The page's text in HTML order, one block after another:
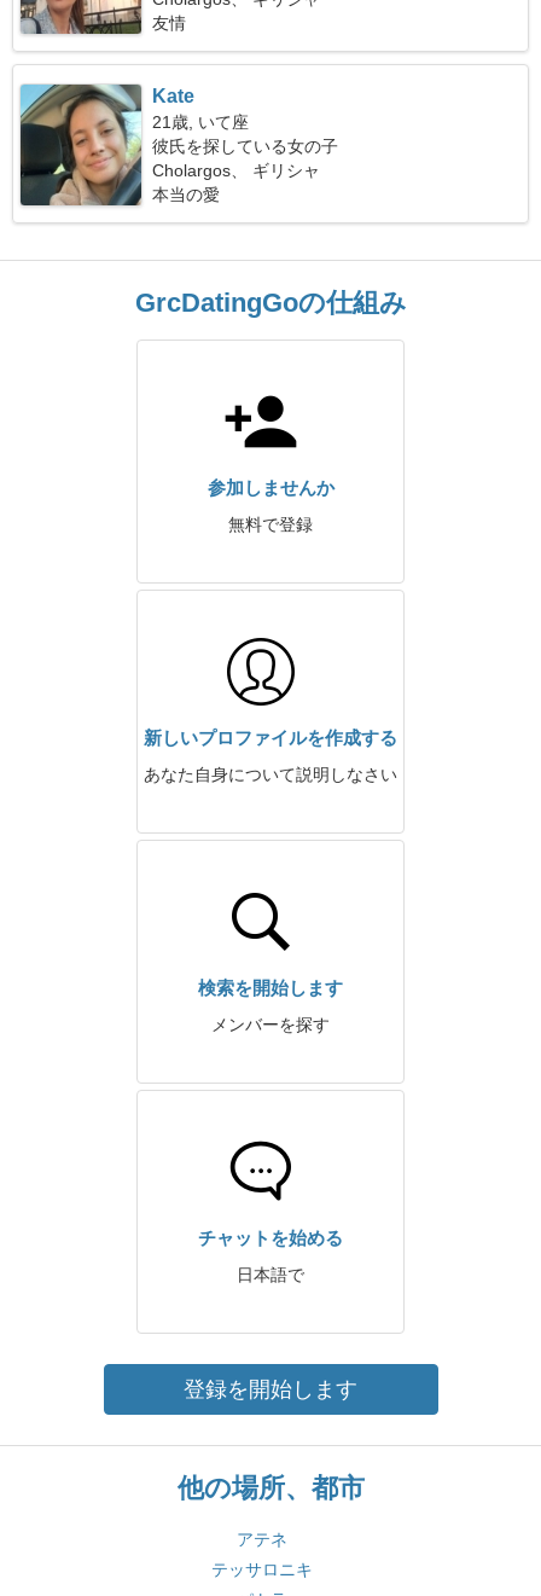
友情
Kate
21歳, いて座
彼氏を探している女の子
Cholargos、 ギリシャ
本当の愛
GrcDatingGoの仕組み
参加しませんか
無料で登録
新しいプロファイルを作成する
あなた自身について説明しなさい
検索を開始します
メンバーを探す
チャットを始める
日本語で
登録を開始します
他の場所、都市
アテネ
テッサロニキ